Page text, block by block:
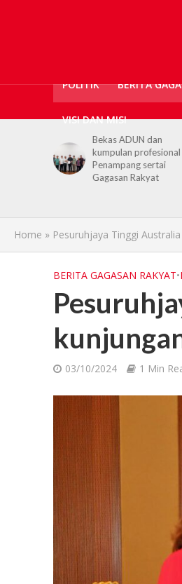
POLITIK BERITA
VISI DAN MISI
Bekas ADUN dan
kumpulan profesional
Penampang sertai
Gagasan Rakyat
Home » Pesuruhjaya Tinggi
BERITA GAGASAN RAKYAT•
03/10/2024 1 Min